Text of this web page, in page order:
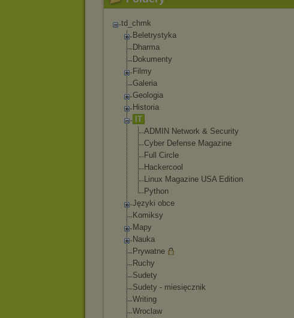
td_chmk
Beletrystyka
Dharma
Dokumenty
Filmy
Galeria
Geologia
Historia
IT
ADMIN Network & Security
Cyber Defense Magazine
Full Circle
Hackercool
Linux Magazine USA Edition
Python
Języki obce
Komiksy
Mapy
Nauka
Prywatne
Ruchy
Sudety
Sudety - miesięcznik
Writing
Wroclaw